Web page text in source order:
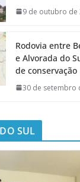
9 de outubro de
Rodovia entre
e Alvorada do
de conservação
30 de setembro
SUL